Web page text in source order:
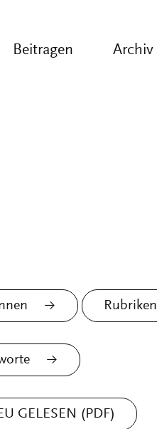
Beitragen Archiv
Rubriken
GELESEN (PDF)